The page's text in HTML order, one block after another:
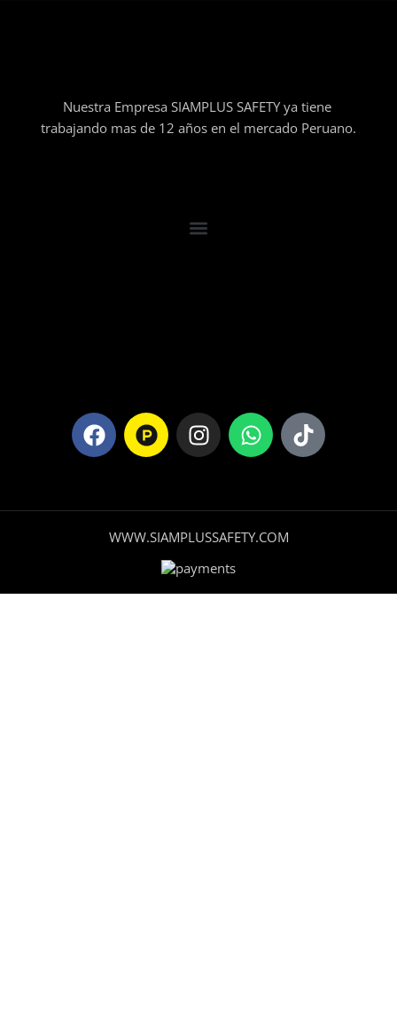
Nuestra Empresa SIAMPLUS SAFETY ya tiene
trabajando mas de 12 años en el mercado Peruano.
WWW.SIAMPLUSSAFETY.COM